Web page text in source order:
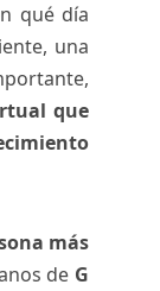
qué día
una
que
más
de G